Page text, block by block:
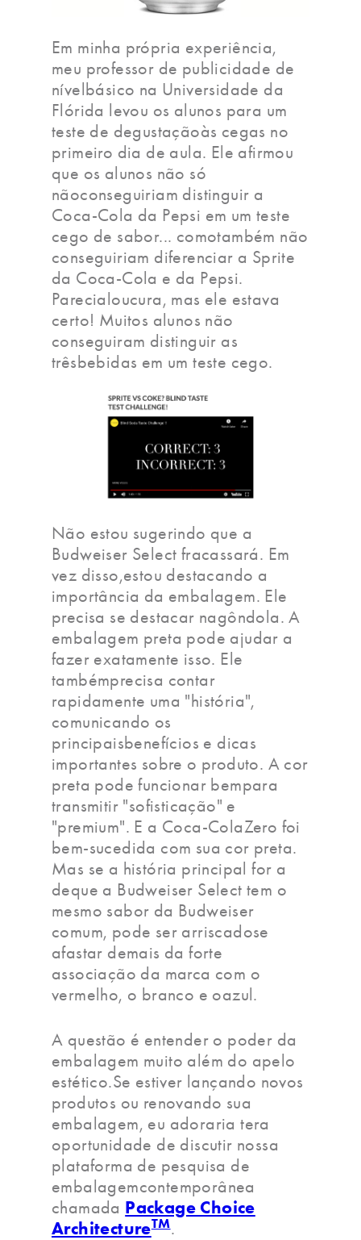
Em minha própria experiência,
meu professor de publicidade de
nívelbásico na Universidade da
Flórida levou os alunos para um
teste de degustaçãoàs cegas no
primeiro dia de aula. Ele afirmou
que os alunos não só
nãoconseguiriam distinguir a
Coca-Cola da Pepsi em um teste
cego de sabor... comotambém não
conseguiriam diferenciar a Sprite
da Coca-Cola e da Pepsi.
Parecialoucura, mas ele estava
certo! Muitos alunos não
conseguiram distinguir as
trêsbebidas em um teste cego.
Não estou sugerindo que a
Budweiser Select fracassará. Em
vez disso,estou destacando a
importância da embalagem. Ele
precisa se destacar nagôndola. A
embalagem preta pode ajudar a
fazer exatamente isso. Ele
tambémprecisa contar
rapidamente uma "história",
comunicando os
principaisbenefícios e dicas
importantes sobre o produto. A cor
preta pode funcionar bempara
transmitir "sofisticação" e
"premium". E a Coca-ColaZero foi
bem-sucedida com sua cor preta.
Mas se a história principal for a
deque a Budweiser Select tem o
mesmo sabor da Budweiser
comum, pode ser arriscadose
afastar demais da forte
associação da marca com o
vermelho, o branco e oazul.
A questão é entender o poder da
embalagem muito além do apelo
estético.Se estiver lançando novos
produtos ou renovando sua
embalagem, eu adoraria tera
oportunidade de discutir nossa
plataforma de pesquisa de
embalagemcontemporânea
chamada Package Choice
ArchitectureTM.